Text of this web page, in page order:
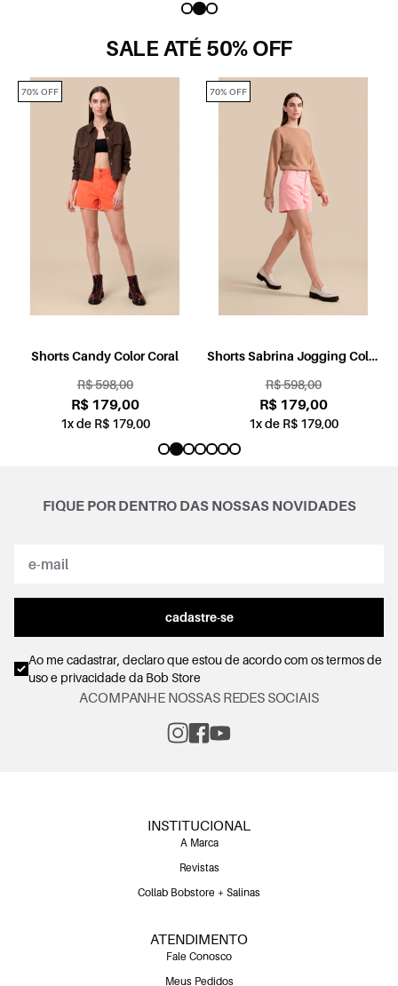
SALE ATÉ 50% OFF
Shorts Sabrina Jogging Color
R$ 598,00
R$ 179,00
1x de R$ 179,00
70% OFF
Shorts Sabrina Jogging Color
R$ 598,00
R$ 179,00
1x de R$ 179,00
70% OFF
FIQUE POR DENTRO DAS NOSSAS NOVIDADES
cadastre-se
Ao me cadastrar, declaro que estou de acordo com ostermos de
uso e privacidadeda Bob Store
ACOMPANHE NOSSAS REDES SOCIAIS
INSTITUCIONAL
A Marca
Revistas
Collab Bobstore + Salinas
ATENDIMENTO
Fale Conosco
Meus Pedidos